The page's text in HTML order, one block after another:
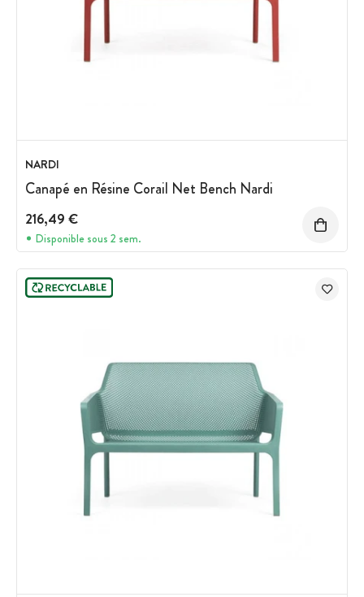
NARDI
Canapé en Résine Corail Net Bench Nardi
216,49 €
Disponible sous 2 sem.